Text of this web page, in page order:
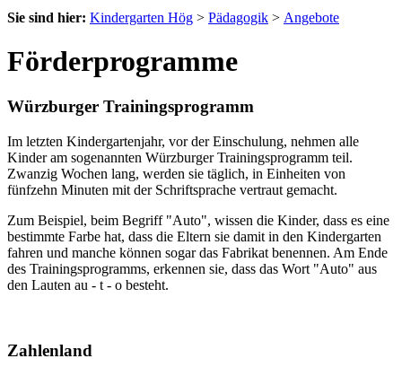
Sie sind hier: Kindergarten Hög > Pädagogik > Angebote
Förderprogramme
Würzburger Trainingsprogramm
Im letzten Kindergartenjahr, vor der Einschulung, nehmen alle
Kinder am sogenannten Würzburger Trainingsprogramm teil.
Zwanzig Wochen lang, werden sie täglich, in Einheiten von
fünfzehn Minuten mit der Schriftsprache vertraut gemacht.
Zum Beispiel, beim Begriff "Auto", wissen die Kinder, dass es eine
bestimmte Farbe hat, dass die Eltern sie damit in den Kindergarten
fahren und manche können sogar das Fabrikat benennen. Am Ende
des Trainingsprogramms, erkennen sie, dass das Wort "Auto" aus
den Lauten au - t - o besteht.
Zahlenland